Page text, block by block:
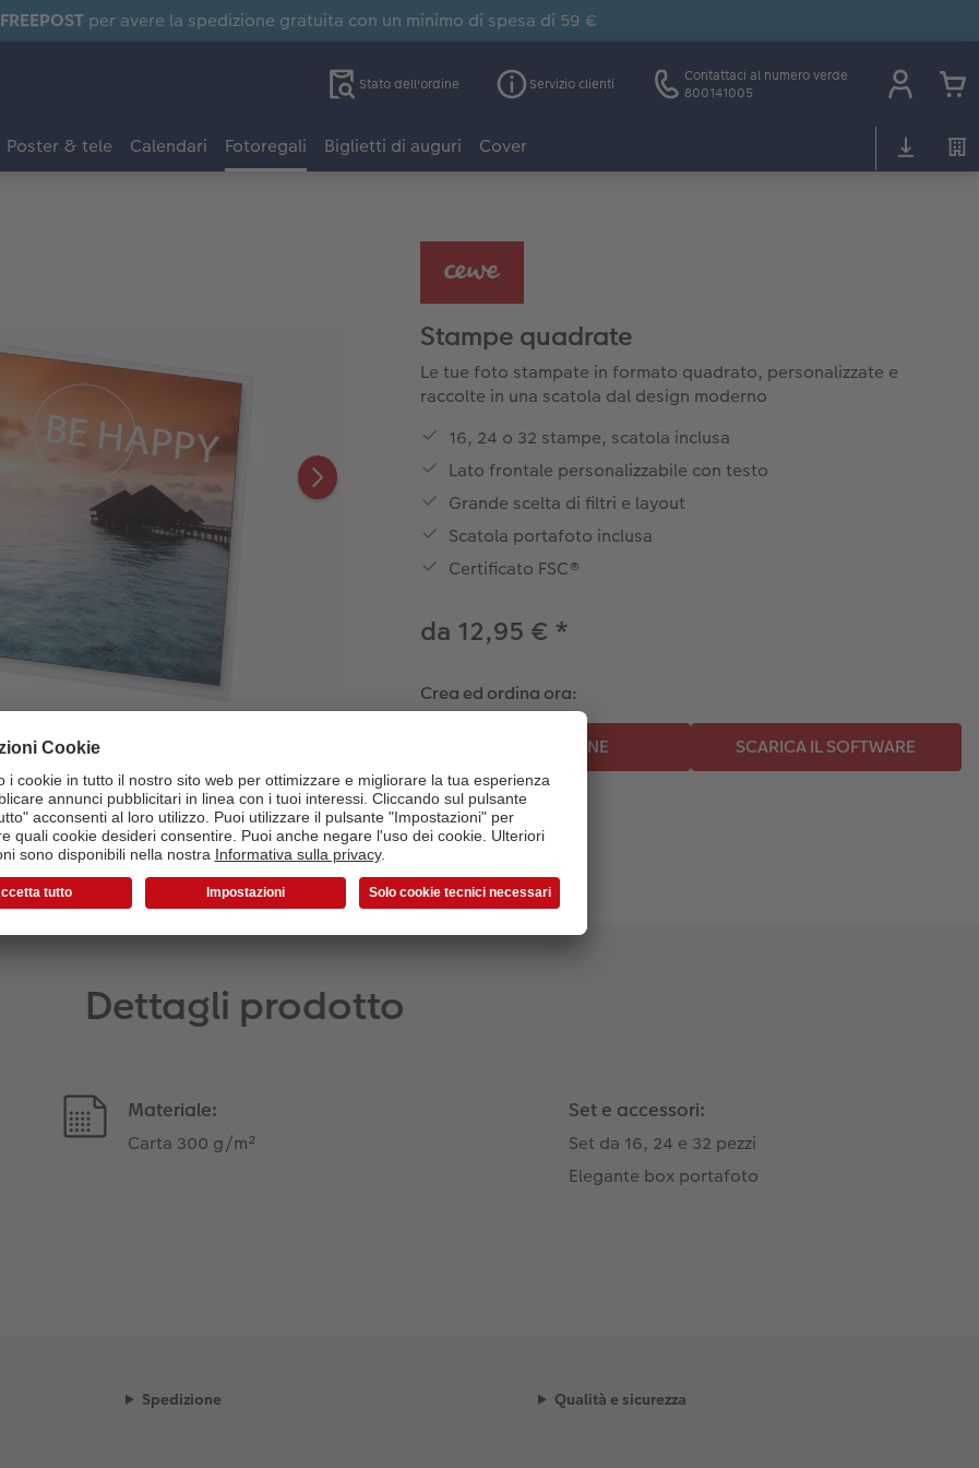
FREEPOST per avere la spedizione gratuita con un minimo di spesa di 59 €
Stato dell'ordine Servizio clienti
Contattaci al numero verde
800141005
Poster & tele Calendari Fotoregali Biglietti di auguri Cover
Stampe quadrate
Le tue foto stampate in formato quadrato, personalizzate e
raccolte in una scatola dal design moderno
16, 24 o 32 stampe, scatola inclusa
Lato frontale personalizzabile con testo
Grande scelta di filtri e layout
Scatola portafoto inclusa
Certificato FSC®
da 12,95 € *
Crea ed ordina ora:
Dettagli prodotto
Materiale:
Carta 300 g/m²
Set e accessori:
Set da 16, 24 e 32 pezzi
Elegante box portafoto
Spedizione Qualità e sicurezza